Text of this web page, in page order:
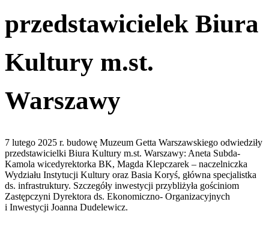
przedstawicielek Biura
Kultury m.st.
Warszawy
7 lutego 2025 r. budowę Muzeum Getta Warszawskiego odwiedziły
przedstawicielki Biura Kultury m.st. Warszawy: Aneta Subda-
Kamola wicedyrektorka BK, Magda Klepczarek – naczelniczka
Wydziału Instytucji Kultury oraz Basia Koryś, główna specjalistka
ds. infrastruktury. Szczegóły inwestycji przybliżyła gościniom
Zastępczyni Dyrektora ds. Ekonomiczno- Organizacyjnych
i Inwestycji Joanna Dudelewicz.